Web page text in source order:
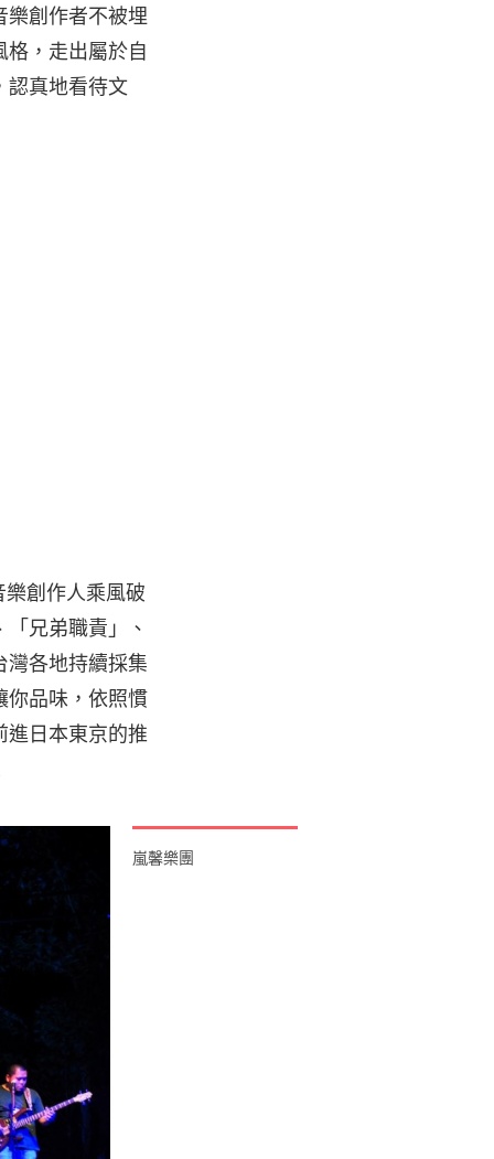
樂創作者不被埋
，走出屬於自
認真地看待文
創作人乘風破
兄弟職責」、
灣各地持續採集
你品味，依照慣
進日本東京的推
嵐馨樂團